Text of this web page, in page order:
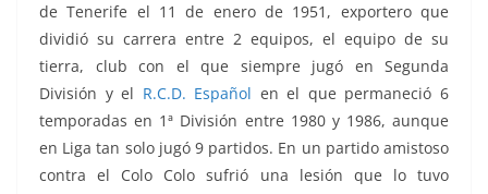
de Tenerife el 11 de enero de 1951, exportero que
dividió su carrera entre 2 equipos, el equipo de su
tierra, club con el que siempre jugó en Segunda
División y el R.C.D. Español en el que permaneció 6
temporadas en 1ª División entre 1980 y 1986, aunque
en Liga tan solo jugó 9 partidos. En un partido amistoso
contra el Colo Colo sufrió una lesión que lo tuvo